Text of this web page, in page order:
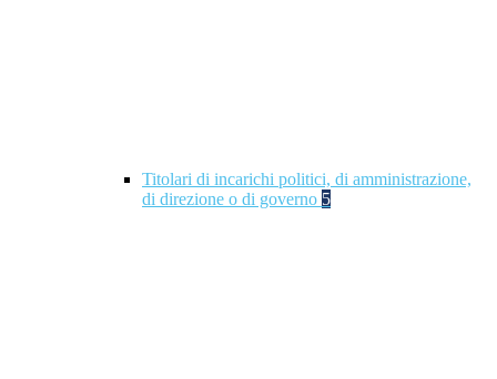
Titolari di incarichi politici, di amministrazione,
di direzione o di governo 5